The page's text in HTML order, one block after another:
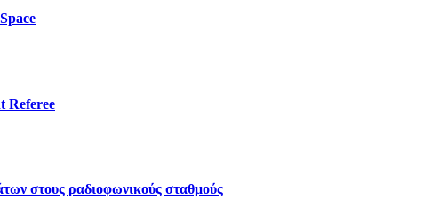
Referee
στους ραδιοφωνικούς σταθμούς